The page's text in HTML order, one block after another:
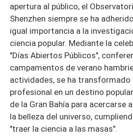
apertura al público, el
Shenzhen siempre se ha
igual importancia a la
ciencia popular. Mediante la
"Días Abiertos Públicos",
campamentos de verano
actividades, se ha
profesional en un destino
de la Gran Bahía para acercarse
la belleza del universo,
"traer la ciencia a las masas".